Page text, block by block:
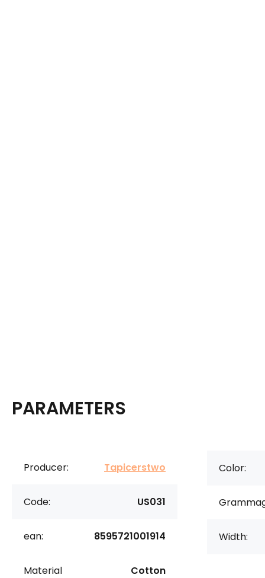
PARAMETERS
Producer: Tapicerstwo
Code: US031
ean: 8595721001914
Material
Cotton
Color:
Width: